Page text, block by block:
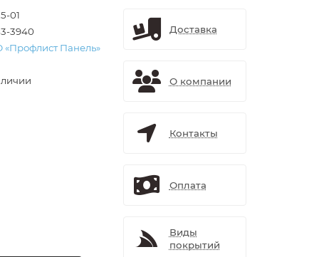
01
3940
Панель»
Доставка
О компании
Контакты
Оплата
Виды
покрытий